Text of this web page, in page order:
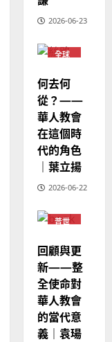
02-
陽
萍
2025-
02-
20
的
農
曆
新
年
｜
余
自
力
2025-
7
國
華
人
教
經
歷
｜
吳
振
、
溫
淑
2025-
02-
20
2026-06-23
全球
普世
宣教
何去何
從？——
華人教會
在這個時
代的角色
｜葉立揚
2026-06-22
普世
回顧與更
新——整
全使命對
華人教會
的當代意
義｜袁瑒